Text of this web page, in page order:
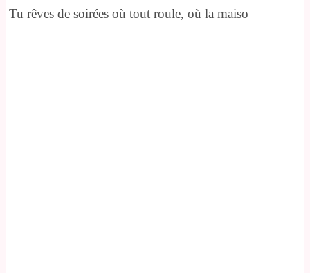
Tu rêves de soirées où tout roule, où la maiso